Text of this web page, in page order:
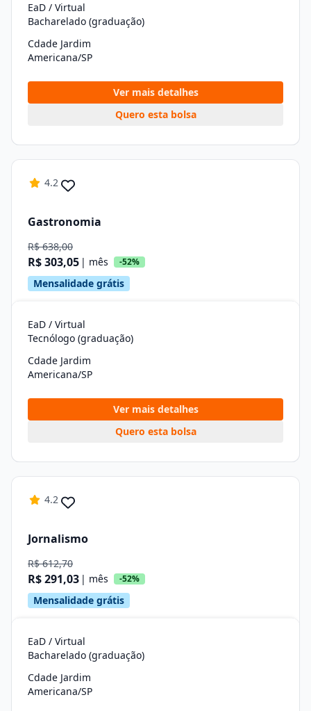
EaD / Virtual
Bacharelado (graduação)
Cdade Jardim
Americana/SP
Ver mais detalhes
Quero esta bolsa
4.2
Gastronomia
R$ 638,00
R$ 303,05 | mês -52%
Mensalidade grátis
EaD / Virtual
Tecnólogo (graduação)
Cdade Jardim
Americana/SP
Ver mais detalhes
Quero esta bolsa
4.2
Jornalismo
R$ 612,70
R$ 291,03 | mês -52%
Mensalidade grátis
EaD / Virtual
Bacharelado (graduação)
Cdade Jardim
Americana/SP